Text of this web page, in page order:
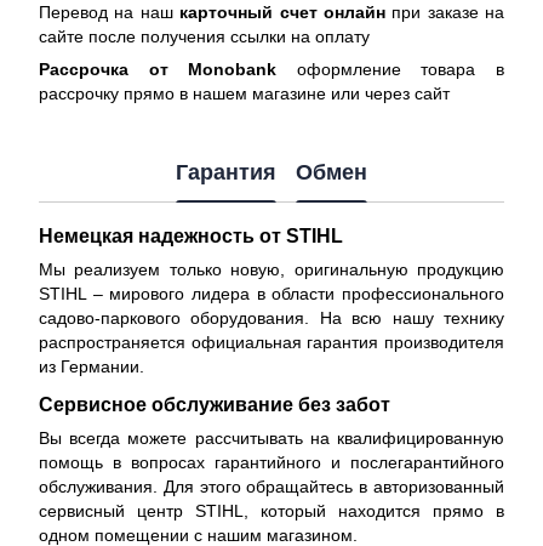
Перевод на наш карточный счет онлайнпри заказе на
сайте после получения ссылки на оплату
Рассрочка от Monobank оформление товара в
рассрочку прямо в нашем магазине или через сайт
Гарантия Обмен
Немецкая надежность от STIHL
Мы реализуем только новую, оригинальную продукцию
STIHL – мирового лидера в области профессионального
садово-паркового оборудования. На всю нашу технику
распространяется официальная гарантия производителя
из Германии.
Сервисное обслуживание без забот
Вы всегда можете рассчитывать на квалифицированную
помощь в вопросах гарантийного и послегарантийного
обслуживания. Для этого обращайтесь в авторизованный
сервисный центр STIHL, который находится прямо в
одном помещении с нашим магазином.